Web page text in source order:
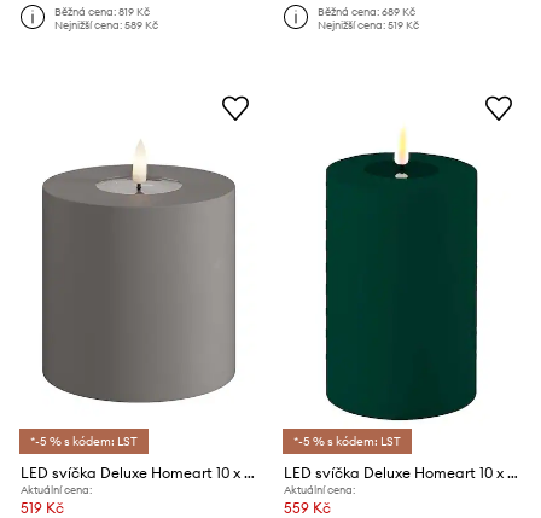
Běžná cena:819 Kč
Nejnižší cena:589 Kč
Běžná cena:689 Kč
Nejnižší cena:519 Kč
*-5 % s kódem: LST
LED svíčka Deluxe Homeart 10 x 10 cm
Aktuální cena:
519 Kč
*-5 % s kódem: LST
LED svíčka Deluxe Homeart 10 x 15 cm
Aktuální cena:
559 Kč